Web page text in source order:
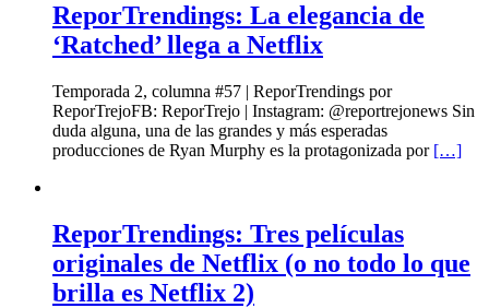
ReporTrendings: La elegancia de
‘Ratched’ llega a Netflix
Temporada 2, columna #57 | ReporTrendings por
ReporTrejoFB: ReporTrejo | Instagram: @reportrejonews Sin
duda alguna, una de las grandes y más esperadas
producciones de Ryan Murphy es la protagonizada por […]
ReporTrendings: Tres películas
originales de Netflix (o no todo lo que
brilla es Netflix 2)